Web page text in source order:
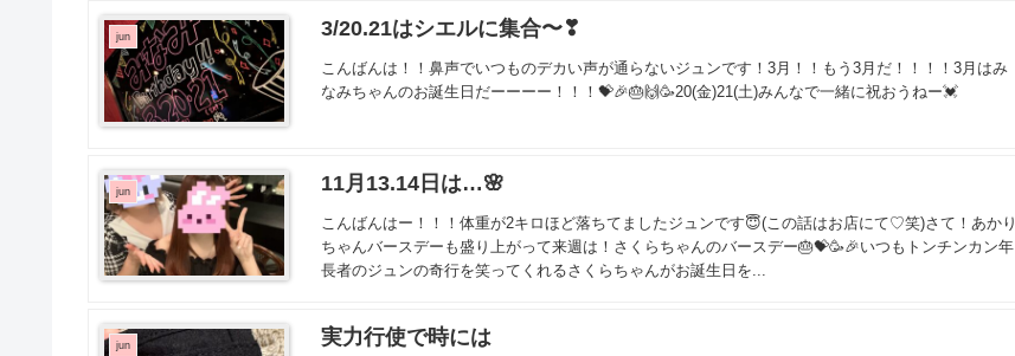
jun 3/20.21はシエルに集合〜❣
こんばんは！！鼻声でいつものデカい声が通らないジュンです！3月！！もう3月だ！！！！3月はみ
なみちゃんのお誕生日だーーーー！！！💝🎉🎂🙌🥳20(金)21(土)みんなで一緒に祝おうねー💓
jun 11月13.14日は…🌸
こんばんはー！！！体重が2キロほど落ちてましたジュンです😇(この話はお店にて♡笑)さて！あかり
ちゃんバースデーも盛り上がって来週は！さくらちゃんのバースデー🎂💝🥳🎉いつもトンチンカン年
長者のジュンの奇行を笑ってくれるさくらちゃんがお誕生日を...
jun 実力行使で時には